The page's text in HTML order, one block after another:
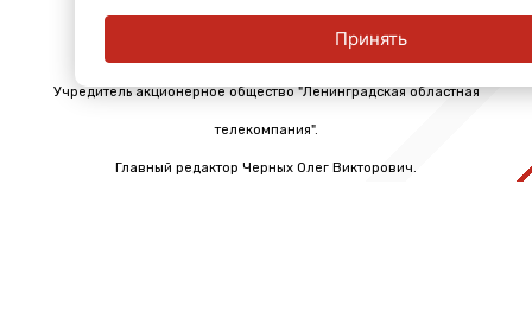
Учредитель акционерное общество "Ленинградская областная
телекомпания".
Главный редактор Черных Олег Викторович.
Принять